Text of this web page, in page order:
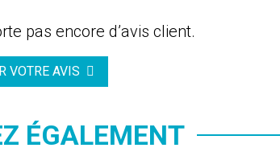
pas encore d’avis client.
VOTRE AVIS
ÉGALEMENT